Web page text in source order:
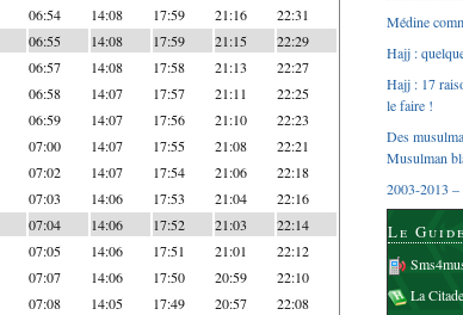
06:54 14:08 17:59 21:16 22:31
06:55 14:08 17:59 21:15 22:29
06:57 14:08 17:58 21:13 22:27
06:58 14:07 17:57 21:11 22:25
06:59 14:07 17:56 21:10 22:23
07:00 14:07 17:55 21:08 22:21
07:02 14:07 17:54 21:06 22:18
07:03 14:06 17:53 21:04 22:16
07:04 14:06 17:52 21:03 22:14
07:05 14:06 17:51 21:01 22:12
07:07 14:06 17:50 20:59 22:10
07:08 14:05 17:49 20:57 22:08
Médine
Hajj :
Hajj : 17
le faire !
Des
Musulman
2003-2013 –
Le
La